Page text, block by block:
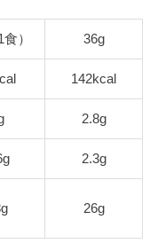
） 36g
142kcal
2.8g
2.3g
26g